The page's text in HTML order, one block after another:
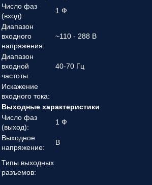
Число фаз
(вход):
1 Ф
Диапазон
входного
напряжения:
~110 - 288 В
Диапазон
входной
частоты:
40-70 Гц
Искажение
входного тока:
Выходные характеристики
Число фаз
(выход):
1 Ф
Выходное
напряжение:
В
Типы выходных
разъемов: